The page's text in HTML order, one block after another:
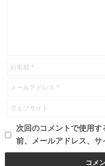
次回のコメントで使用
前、メールアドレス、サ